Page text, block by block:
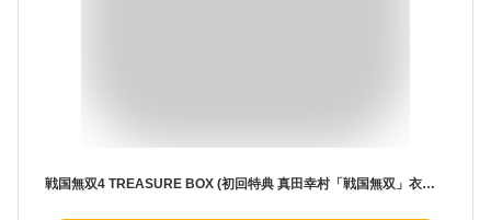
戦国無双4 TREASURE BOX (初回特典 真田幸村「戦国無双」衣装 ダウンロードシリアル同梱) - PS3